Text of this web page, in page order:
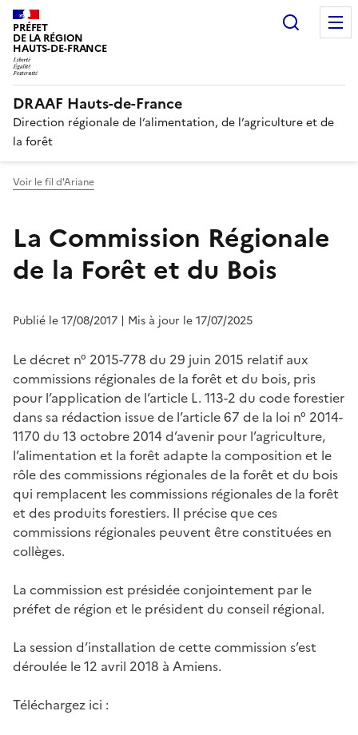
PRÉFET
DE LA RÉGION
HAUTS-DE-FRANCE
DRAAF Hauts-de-France
Direction régionale de l’alimentation, de l’agriculture et de
la forêt
Voir le fil d'Ariane
La Commission Régionale
de la Forêt et du Bois
Publié le 17/08/2017 | Mis à jour le 17/07/2025
Le décret n° 2015-778 du 29 juin 2015 relatif aux
commissions régionales de la forêt et du bois, pris
pour l’application de l’article L. 113-2 du code forestier
dans sa rédaction issue de l’article 67 de la loi n° 2014-
1170 du 13 octobre 2014 d’avenir pour l’agriculture,
l’alimentation et la forêt adapte la composition et le
rôle des commissions régionales de la forêt et du bois
qui remplacent les commissions régionales de la forêt
et des produits forestiers. Il précise que ces
commissions régionales peuvent être constituées en
collèges.
La commission est présidée conjointement par le
préfet de région et le président du conseil régional.
La session d’installation de cette commission s’est
déroulée le 12 avril 2018 à Amiens.
Téléchargez ici :